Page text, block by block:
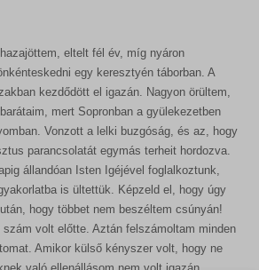
eltelt fél év, míg nyáron
egy keresztyén táborban. A
kezdődött el igazán. Nagyon örültem,
mert Sopronban a gyülekezetben
Vonzott a lelki buzgóság, és az, hogy
parancsolatát egymás terheit hordozva.
állandóan Isten Igéjével foglalkoztunk,
is ültettük. Képzeld el, hogy úgy
hogy többet nem beszéltem csúnyán!
szám volt előtte. Aztán felszámoltam minden
Amikor külső kényszer volt, hogy ne